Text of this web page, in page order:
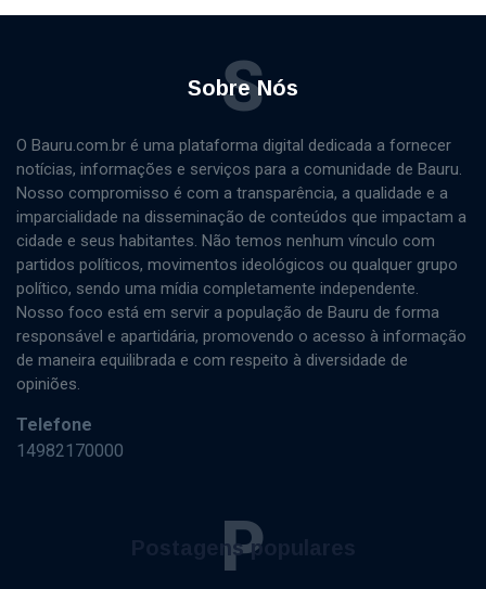
Sobre Nós
S
O Bauru.com.br é uma plataforma digital dedicada a fornecer
notícias, informações e serviços para a comunidade de Bauru.
Nosso compromisso é com a transparência, a qualidade e a
imparcialidade na disseminação de conteúdos que impactam a
cidade e seus habitantes. Não temos nenhum vínculo com
partidos políticos, movimentos ideológicos ou qualquer grupo
político, sendo uma mídia completamente independente.
Nosso foco está em servir a população de Bauru de forma
responsável e apartidária, promovendo o acesso à informação
de maneira equilibrada e com respeito à diversidade de
opiniões.
Telefone
14982170000
Postagens populares
P